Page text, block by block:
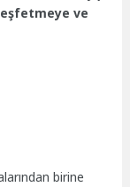
ve
birine